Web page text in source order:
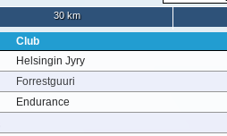
30 km
Club
Helsingin Jyry
Forrestguuri
Endurance